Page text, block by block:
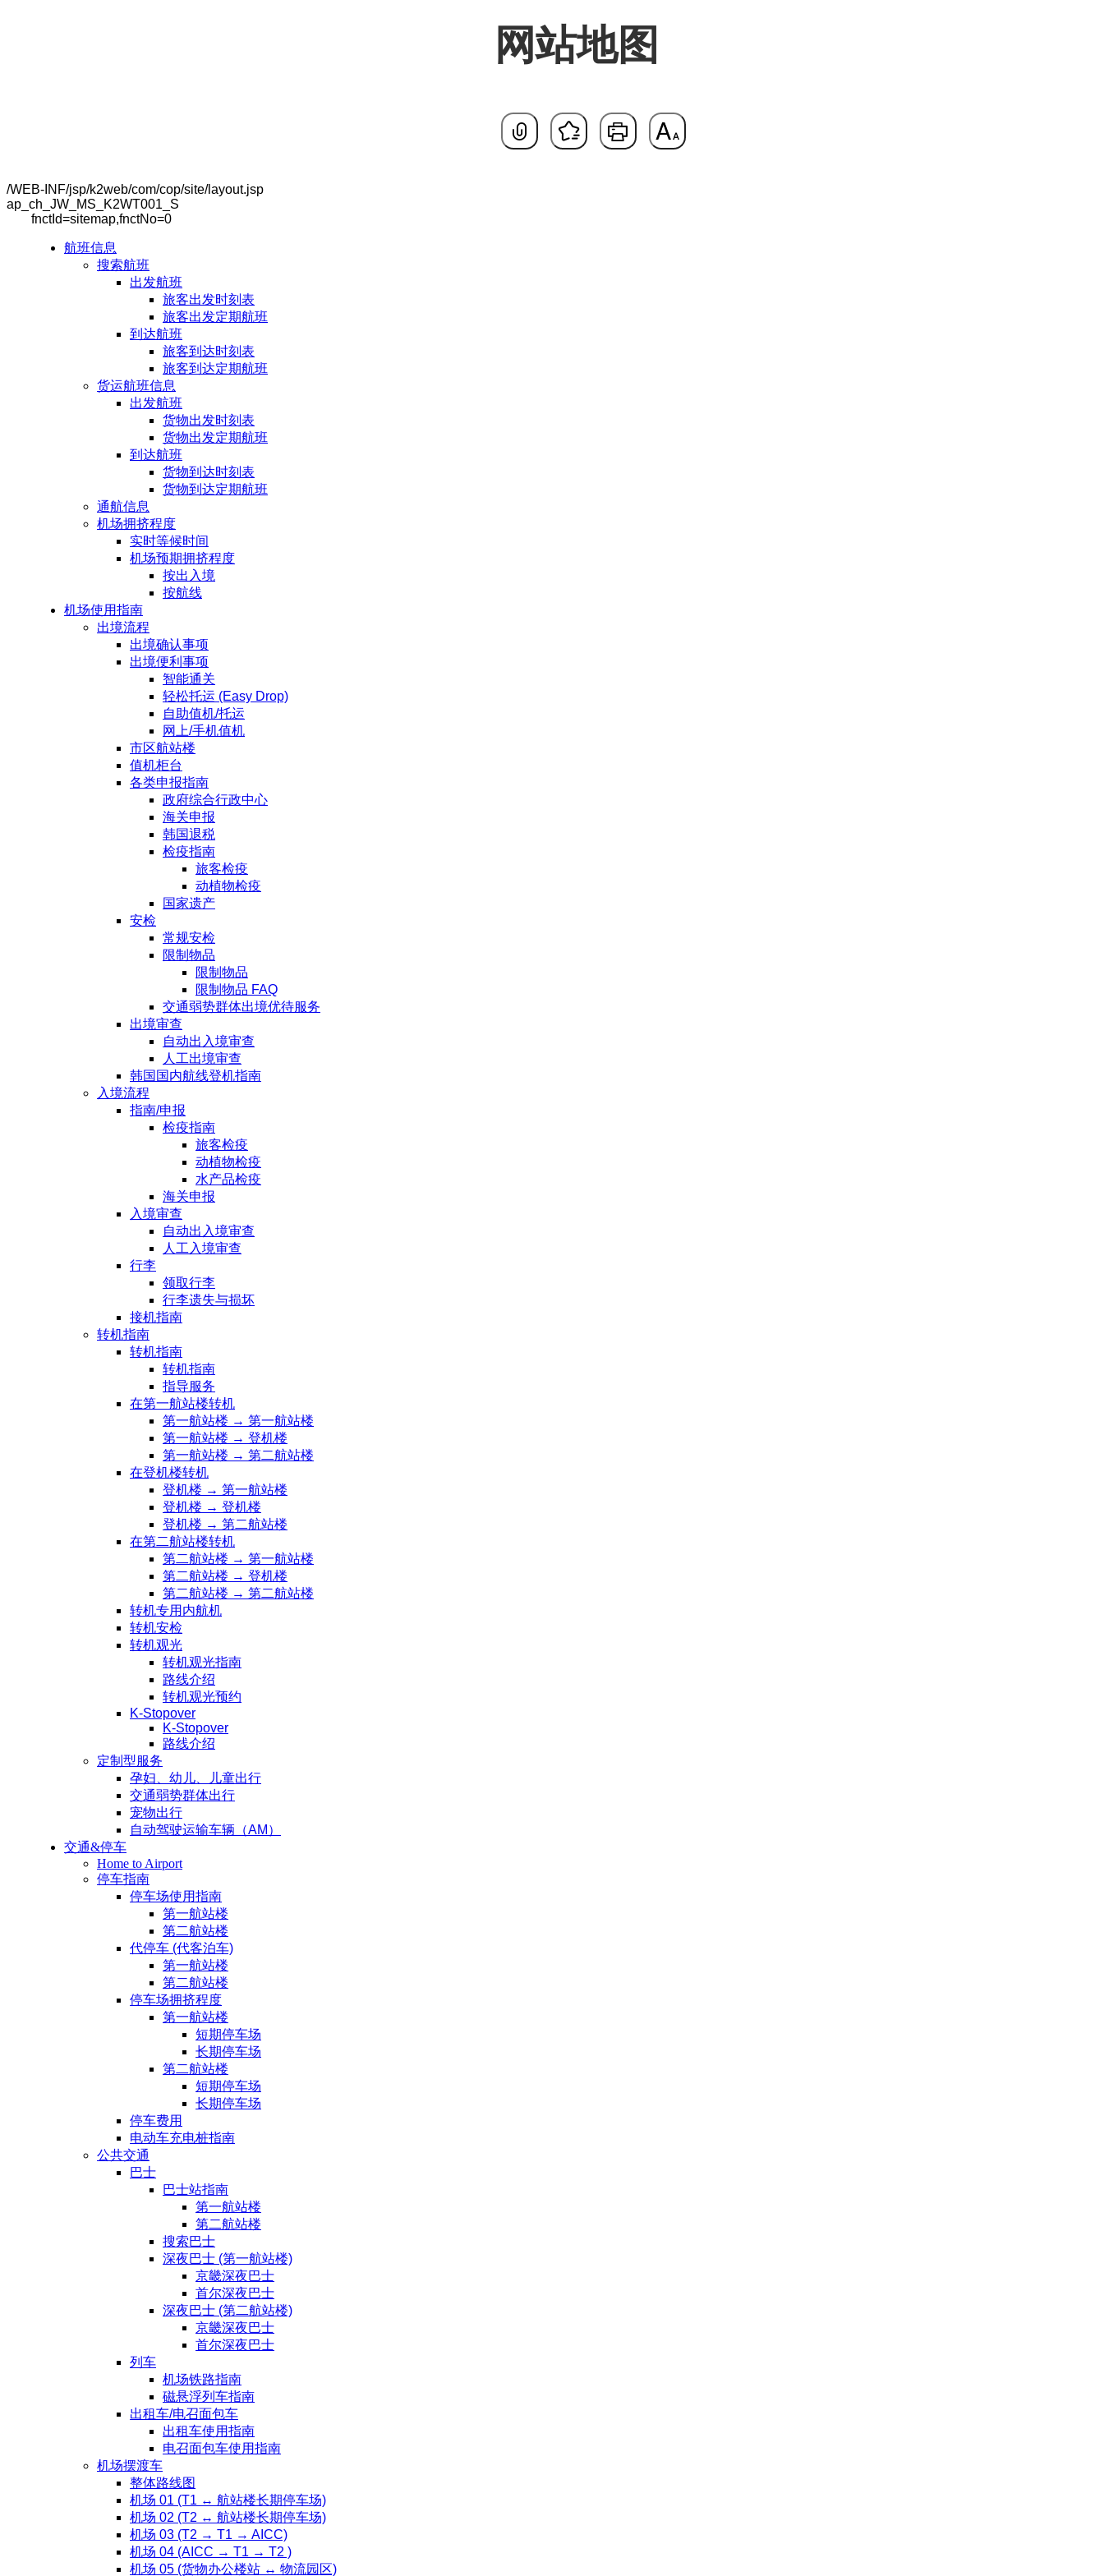
网站地图
/WEB-INF/jsp/k2web/com/cop/site/layout.jsp
ap_ch_JW_MS_K2WT001_S
fnctId=sitemap,fnctNo=0
航班信息
搜索航班
出发航班
旅客出发时刻表
旅客出发定期航班
到达航班
旅客到达时刻表
旅客到达定期航班
货运航班信息
出发航班
货物出发时刻表
货物出发定期航班
到达航班
货物到达时刻表
货物到达定期航班
通航信息
机场拥挤程度
实时等候时间
机场预期拥挤程度
按出入境
按航线
机场使用指南
出境流程
出境确认事项
出境便利事项
智能通关
轻松托运 (Easy Drop)
自助值机/托运
网上/手机值机
市区航站楼
值机柜台
各类申报指南
政府综合行政中心
海关申报
韩国退税
检疫指南
旅客检疫
动植物检疫
国家遗产
安检
常规安检
限制物品
限制物品
限制物品 FAQ
交通弱势群体出境优待服务
出境审查
自动出入境审查
人工出境审查
韩国国内航线登机指南
入境流程
指南/申报
检疫指南
旅客检疫
动植物检疫
水产品检疫
海关申报
入境审查
自动出入境审查
人工入境审查
行李
领取行李
行李遗失与损坏
接机指南
转机指南
转机指南
转机指南
指导服务
在第一航站楼转机
第一航站楼 → 第一航站楼
第一航站楼 → 登机楼
第一航站楼 → 第二航站楼
在登机楼转机
登机楼 → 第一航站楼
登机楼 → 登机楼
登机楼 → 第二航站楼
在第二航站楼转机
第二航站楼 → 第一航站楼
第二航站楼 → 登机楼
第二航站楼 → 第二航站楼
转机专用内航机
转机安检
转机观光
转机观光指南
路线介绍
转机观光预约
K-Stopover
K-Stopover
路线介绍
定制型服务
孕妇、幼儿、儿童出行
交通弱势群体出行
宠物出行
自动驾驶运输车辆（AM）
交通&停车
Home to Airport
停车指南
停车场使用指南
第一航站楼
第二航站楼
代停车 (代客泊车)
第一航站楼
第二航站楼
停车场拥挤程度
第一航站楼
短期停车场
长期停车场
第二航站楼
短期停车场
长期停车场
停车费用
电动车充电桩指南
公共交通
巴士
巴士站指南
第一航站楼
第二航站楼
搜索巴士
深夜巴士 (第一航站楼)
京畿深夜巴士
首尔深夜巴士
深夜巴士 (第二航站楼)
京畿深夜巴士
首尔深夜巴士
列车
机场铁路指南
磁悬浮列车指南
出租车/电召面包车
出租车使用指南
电召面包车使用指南
机场摆渡车
整体路线图
机场 01 (T1 ↔ 航站楼长期停车场)
机场 02 (T2 ↔ 航站楼长期停车场)
机场 03 (T2 → T1 → AICC)
机场 04 (AICC → T1 → T2 )
机场 05 (货物办公楼站 ↔ 物流园区)